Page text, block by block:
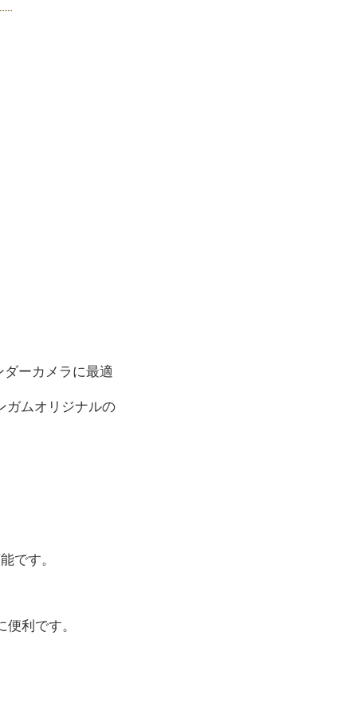
ーカメラに最適
ガムオリジナルの
です。
利です。